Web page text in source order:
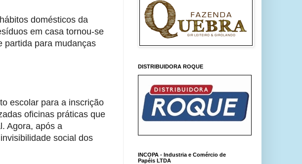
domésticos da
em casa tornou-se
partida para mudanças
escolar para a inscrição
oficinas práticas que
Agora, após a
social dos
DISTRIBUIDORA ROQUE
INCOPA - Industria e Comércio de
Papéis LTDA